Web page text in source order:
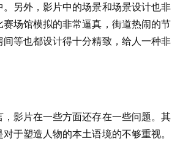
另外，影片中的场景和场景设计也非
场馆模拟的非常逼真，街道热闹的节
间等也都设计得十分精致，给人一种非
影片在一些方面还存在一些问题。其
于塑造人物的本土语境的不够重视。